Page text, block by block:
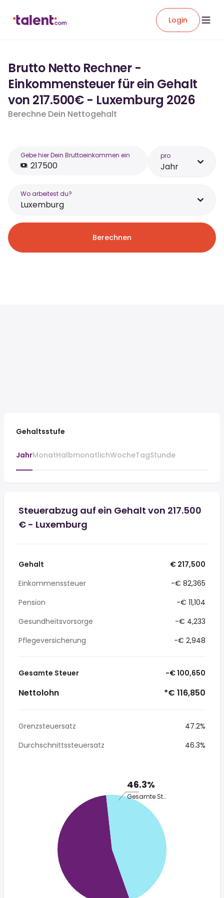
Login
Brutto Netto Rechner -
Einkommensteuer für ein Gehalt
von 217.500€ - Luxemburg 2026
Berechne Dein Nettogehalt
Gebe hier Dein Bruttoeinkommen ein pro
Jahr
Wo arbeitest du?
Luxemburg
Berechnen
Gehaltsstufe
JahrMonatHalbmonatlichWocheTagStunde
Steuerabzug auf ein Gehalt von 217.500
€ - Luxemburg
Gehalt
€ 217,500
Einkommenssteuer
-€ 82,365
Pension
-€ 11,104
Gesundheitsvorsorge
-€ 4,233
Pflegeversicherung
-€ 2,948
Gesamte Steuer -€ 100,650
Nettolohn *€ 116,850
Grenzsteuersatz
47.2%
Durchschnittssteuersatz
46.3%
46.3%
Gesamte Steuer